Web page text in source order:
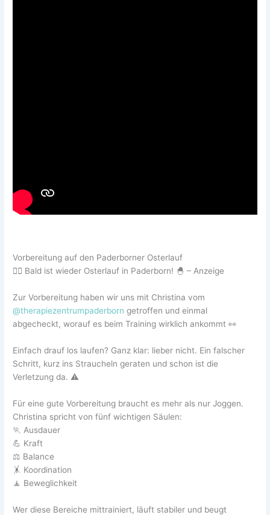
Vorbereitung auf den Paderborner Osterlauf
🏃‍♂️ Bald ist wieder Osterlauf in Paderborn! 🐣 – Anzeige
Zur Vorbereitung haben wir uns mit Christina vom
@therapiezentrumpaderborn getroffen und einmal
abgecheckt, worauf es beim Training wirklich ankommt 👀
Einfach drauf los laufen? Ganz klar: lieber nicht. Ein falscher
Schritt, kurz ins Straucheln geraten und schon ist die
Verletzung da. ⚠️
Für eine gute Vorbereitung braucht es mehr als nur Joggen.
Christina spricht von fünf wichtigen Säulen:
🏃 Ausdauer
💪 Kraft
⚖️ Balance
🤸 Koordination
🧘 Beweglichkeit
Wer diese Bereiche mittrainiert, läuft stabiler und beugt